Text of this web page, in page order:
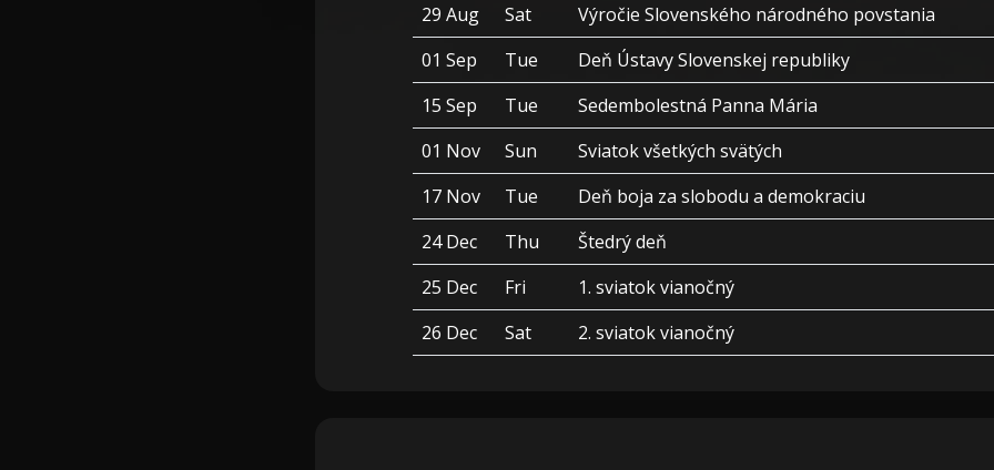
29 Aug
Sat
Výročie Slovenského národného povstania
01 Sep
Tue
Deň Ústavy Slovenskej republiky
15 Sep
Tue
Sedembolestná Panna Mária
01 Nov
Sun
Sviatok všetkých svätých
17 Nov
Tue
Deň boja za slobodu a demokraciu
24 Dec
Thu
Štedrý deň
25 Dec
Fri
1. sviatok vianočný
26 Dec
Sat 2. sviatok vianočný